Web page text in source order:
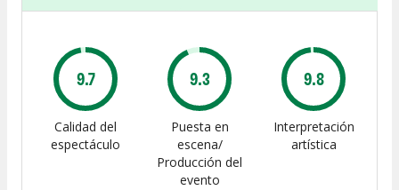
9.7
Calidad del
espectáculo
9.3
Puesta en
escena/
Producción del
evento
9.8
Interpretación
artística